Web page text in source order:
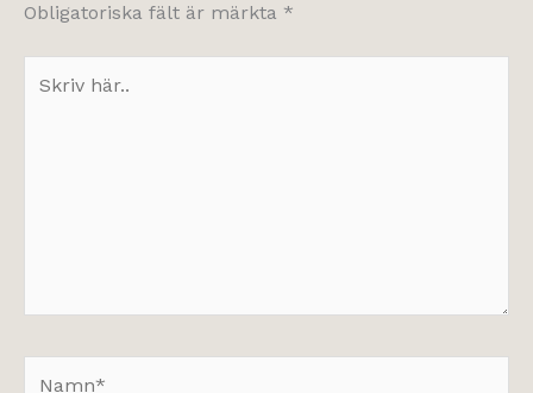
Obligatoriska fält är märkta *
här..